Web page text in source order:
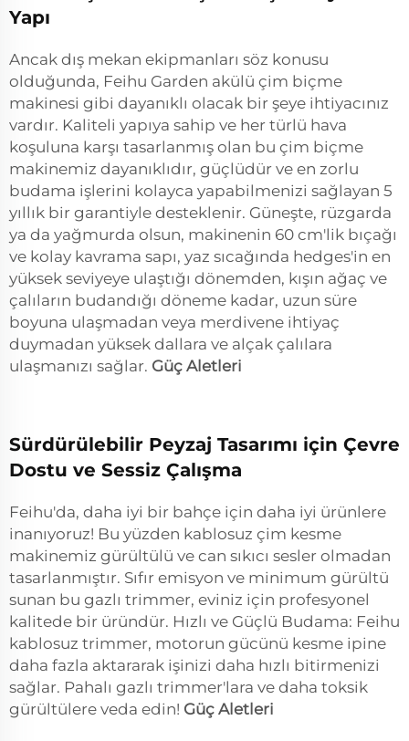
Yapı
Ancak dış mekan ekipmanları söz konusu
olduğunda, Feihu Garden akülü çim biçme
makinesi gibi dayanıklı olacak bir şeye ihtiyacınız
vardır. Kaliteli yapıya sahip ve her türlü hava
koşuluna karşı tasarlanmış olan bu çim biçme
makinemiz dayanıklıdır, güçlüdür ve en zorlu
budama işlerini kolayca yapabilmenizi sağlayan 5
yıllık bir garantiyle desteklenir. Güneşte, rüzgarda
ya da yağmurda olsun, makinenin 60 cm'lik bıçağı
ve kolay kavrama sapı, yaz sıcağında hedges'in en
yüksek seviyeye ulaştığı dönemden, kışın ağaç ve
çalıların budandığı döneme kadar, uzun süre
boyuna ulaşmadan veya merdivene ihtiyaç
duymadan yüksek dallara ve alçak çalılara
ulaşmanızı sağlar. Güç Aletleri
Sürdürülebilir Peyzaj Tasarımı için Çevre
Dostu ve Sessiz Çalışma
Feihu'da, daha iyi bir bahçe için daha iyi ürünlere
inanıyoruz! Bu yüzden kablosuz çim kesme
makinemiz gürültülü ve can sıkıcı sesler olmadan
tasarlanmıştır. Sıfır emisyon ve minimum gürültü
sunan bu gazlı trimmer, eviniz için profesyonel
kalitede bir üründür. Hızlı ve Güçlü Budama: Feihu
kablosuz trimmer, motorun gücünü kesme ipine
daha fazla aktararak işinizi daha hızlı bitirmenizi
sağlar. Pahalı gazlı trimmer'lara ve daha toksik
gürültülere veda edin! Güç Aletleri